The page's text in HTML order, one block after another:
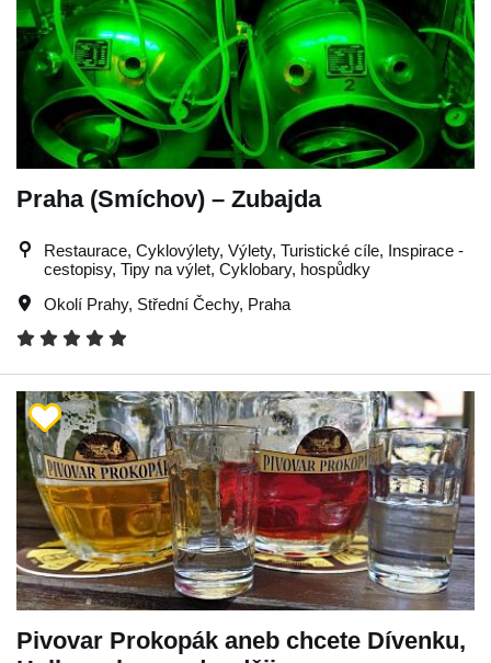
Praha (Smíchov) – Zubajda
Restaurace, Cyklovýlety, Výlety, Turistické cíle, Inspirace -
cestopisy, Tipy na výlet, Cyklobary, hospůdky
Okolí Prahy, Střední Čechy, Praha
Pivovar Prokopák aneb chcete Dívenku,